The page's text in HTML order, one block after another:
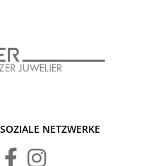
SOZIALE NETZWERKE